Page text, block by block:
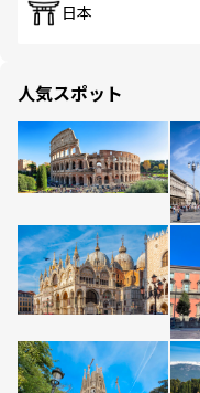
日本
人気スポット